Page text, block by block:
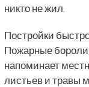
никто не жил.
Постройки
Пожарные
напоминает
листьев и травы